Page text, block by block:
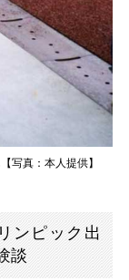
写真：本人提供】
ンピック出
談